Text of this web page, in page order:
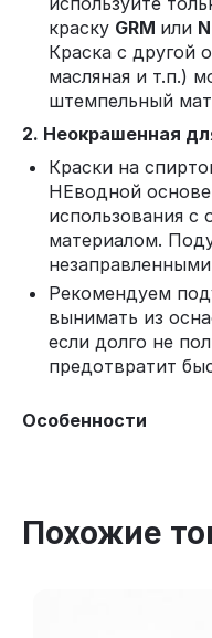
краску GRM или
Краска с другой
масляная и т.п.)
штемпельный
2. Неокрашенная
Краски на
НЕводной
использования
материалом.
Рекомендуем
вынимать из
если долго не
предотвратит
Особенности
Похожие